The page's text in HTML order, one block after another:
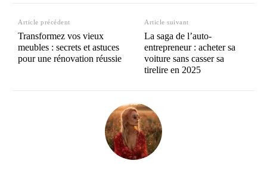
Article précédent
Transformez vos vieux
meubles : secrets et astuces
pour une rénovation réussie
Article suivant
La saga de l’auto-
entrepreneur : acheter sa
voiture sans casser sa
tirelire en 2025